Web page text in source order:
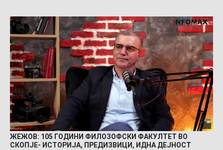
ЖЕЖОВ: 105 ГОДИНИ ФИЛОЗОФСКИ ФАКУЛТЕТ ВО
СКОПЈЕ- ИСТОРИЈА, ПРЕДИЗВИЦИ, ИДНА ДЕЈНОСТ